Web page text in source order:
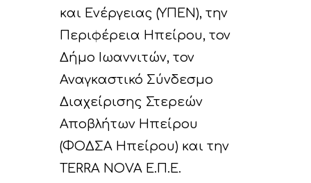
και Ενέργειας (ΥΠΕΝ), την
Περιφέρεια Ηπείρου, τον
Δήμο Ιωαννιτών, τον
Αναγκαστικό Σύνδεσμο
Διαχείρισης Στερεών
Αποβλήτων Ηπείρου
(ΦΟΔΣΑ Ηπείρου) και την
TERRA NOVA Ε.Π.Ε.